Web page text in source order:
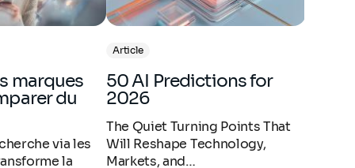
du
via les
la
Article
50 AI Predictions for
2026
The Quiet Turning Points That
Will Reshape Technology,
Markets, and…